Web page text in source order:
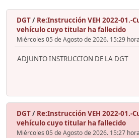
DGT/ Re:Instrucción VEH 2022-01.-
vehículo cuyo titular ha fallecido
Miércoles 05 de Agosto de 2026. 15:29
ADJUNTO INSTRUCCION DE LA DGT
DGT/ Re:Instrucción VEH 2022-01.-
vehículo cuyo titular ha fallecido
Miércoles 05 de Agosto de 2026. 15:27